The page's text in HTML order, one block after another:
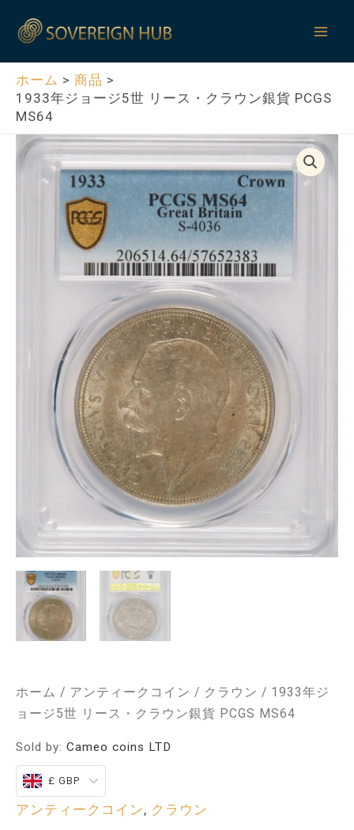
ホーム
商品
1933年ジョージ5世 リース・クラウン銀貨 PCGS
MS64
ホーム / アンティークコイン / クラウン / 1933年ジ
ョージ5世 リース・クラウン銀貨 PCGS MS64
Sold by: Cameo coins LTD
£ GBP
アンティークコイン, クラウン